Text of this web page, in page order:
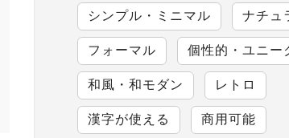
シンプル・ミニマル ナチュ
フォーマル 個性的・ユニー
和風・和モダン レトロ
漢字が使える 商用可能